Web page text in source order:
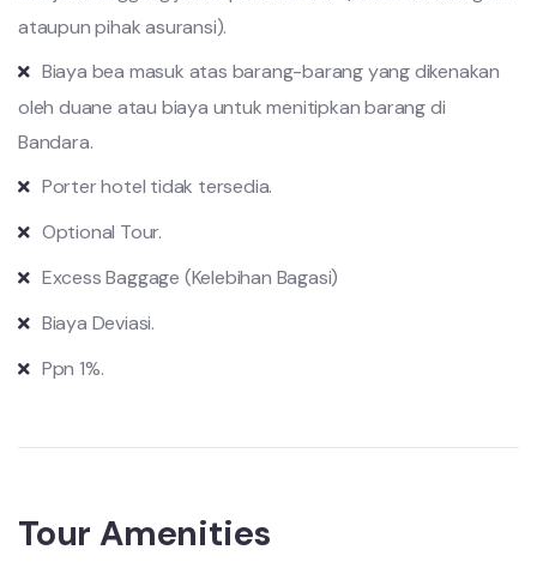
ataupun pihak asuransi).
Biaya bea masuk atas barang-barang yang dikenakan
oleh duane atau biaya untuk menitipkan barang di
Bandara.
Porter hotel tidak tersedia.
Optional Tour.
Excess Baggage (Kelebihan Bagasi)
Biaya Deviasi.
Ppn 1%.
Tour Amenities